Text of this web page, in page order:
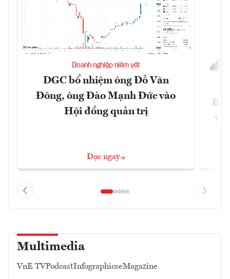
Doanh nghiệp niêm yết
DGC bổ nhiệm ông Đỗ Văn
Đông, ông Đào Mạnh Đức vào
Hội đồng quản trị
Đọc ngay
và
Multimedia
VnE TVPodcastInfographicseMagazine